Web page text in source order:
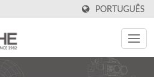
PORTUGUÊS